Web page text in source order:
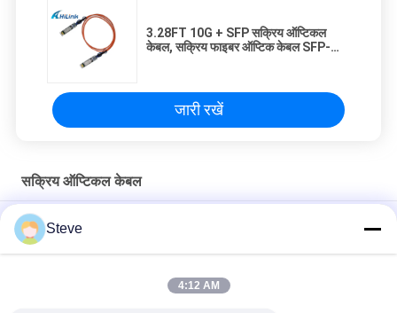
3.28FT 10G + SFP सक्रिय ऑप्टिकल
केबल, सक्रिय फाइबर ऑप्टिक केबल SFP-
जारी रखें
सक्रिय ऑप्टिकल केबल
AOC 5M OM3 850nm MPO SFP सक्रिय ऑप्टिकल केबल QSFP28 से
QSFP28Steve
4:12 AM